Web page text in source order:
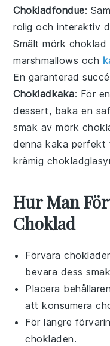
Chokladfondue:
rolig och interaktiv
Smältmörk choklad
marshmallows och
En garanterad
Chokladkaka: För
dessert, baka en
smak avmörk
denna kaka perfekt
krämig
Hur Man
Choklad
Förvara
bevara dess
Placera
att konsumera
För längre
chokladen.